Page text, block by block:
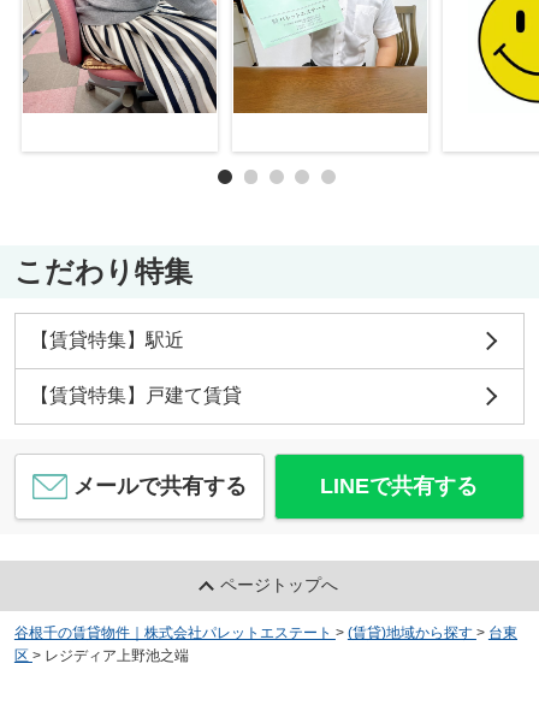
こだわり特集
【賃貸特集】駅近
【賃貸特集】戸建て賃貸
メールで共有する LINEで共有する
ページトップへ
谷根千の賃貸物件｜株式会社パレットエステート > (賃貸)地域から探す > 台東
区 > レジディア上野池之端